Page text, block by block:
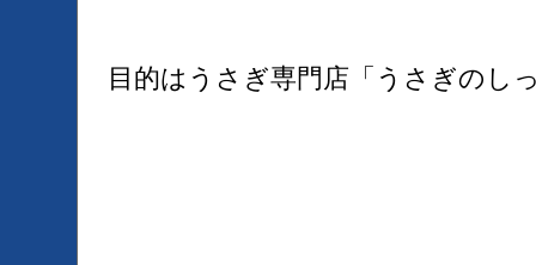
目的はうさぎ専門店「うさぎのし